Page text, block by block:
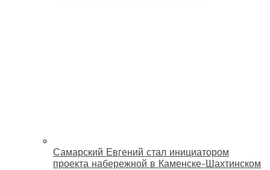
Самарский Евгений стал инициатором
проекта набережной в Каменске-Шахтинском